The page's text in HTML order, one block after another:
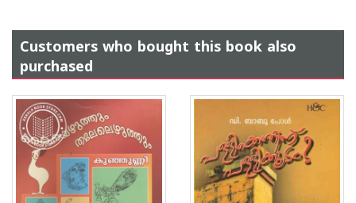
Customers who bought this book also
purchased